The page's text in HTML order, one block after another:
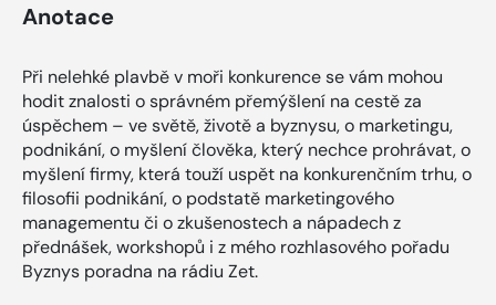
Anotace
Při nelehké plavbě v moři konkurence se vám mohou
hodit znalosti o správném přemýšlení na cestě za
úspěchem – ve světě, životě a byznysu, o marketingu,
podnikání, o myšlení člověka, který nechce prohrávat, o
myšlení firmy, která touží uspět na konkurenčním trhu, o
filosofii podnikání, o podstatě marketingového
managementu či o zkušenostech a nápadech z
přednášek, workshopů i z mého rozhlasového pořadu
Byznys poradna na rádiu Zet.